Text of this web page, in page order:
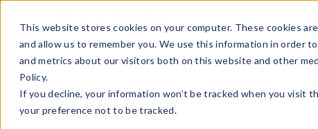
This website stores cookies on your computer. These cookies
and allow us to remember you. We use this information in order
and metrics about our visitors both on this website and other
Policy.
If you decline, your information won’t be tracked when you visit
your preference not to be tracked.
Sell Online Business